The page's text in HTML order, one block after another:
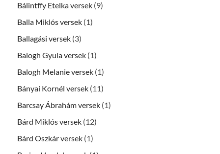
Bálintffy Etelka versek (9)
Balla Miklós versek (1)
Ballagási versek (3)
Balogh Gyula versek (1)
Balogh Melanie versek (1)
Bányai Kornél versek (11)
Barcsay Ábrahám versek (1)
Bárd Miklós versek (12)
Bárd Oszkár versek (1)